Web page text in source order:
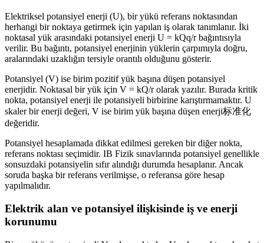
Elektriksel potansiyel enerji (U), bir yükü referans noktasından
herhangi bir noktaya getirmek için yapılan iş olarak tanımlanır. İki
noktasal yük arasındaki potansiyel enerji U = kQq/r bağıntısıyla
verilir. Bu bağıntı, potansiyel enerjinin yüklerin çarpımıyla doğru,
aralarındaki uzaklığın tersiyle orantılı olduğunu gösterir.
Potansiyel (V) ise birim pozitif yük başına düşen potansiyel
enerjidir. Noktasal bir yük için V = kQ/r olarak yazılır. Burada kritik
nokta, potansiyel enerji ile potansiyeli birbirine karıştırmamaktır. U
skaler bir enerji değeri, V ise birim yük başına düşen enerji标准化
değeridir.
Potansiyel hesaplamada dikkat edilmesi gereken bir diğer nokta,
referans noktası seçimidir. IB Fizik sınavlarında potansiyel genellikle
sonsuzdaki potansiyelin sıfır alındığı durumda hesaplanır. Ancak
soruda başka bir referans verilmişse, o referansa göre hesap
yapılmalıdır.
Elektrik alan ve potansiyel ilişkisinde iş ve enerji
korunumu